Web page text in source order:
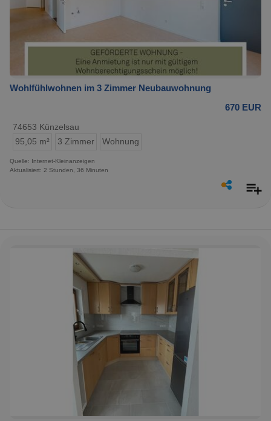
Wohlfühlwohnen im 3 Zimmer Neubauwohnung
670 EUR
74653 Künzelsau
95,05 m²
3 Zimmer Wohnung
Quelle: Internet-Kleinanzeigen
Aktualisiert: 2 Stunden, 36 Minuten